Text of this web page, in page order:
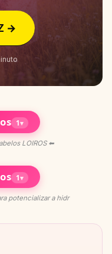
→
1▾
LOIROS ⬅
1▾
potencializar a hidr